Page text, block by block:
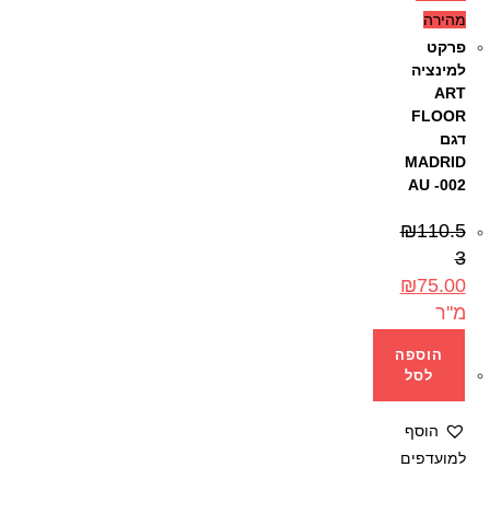
מהירה
פרקט
למינציה
ART
FLOOR
דגם
MADRID
AU -002
₪110.5
3
₪75.00
מ''ר
הוספה
לסל
הוסף
למועדפים